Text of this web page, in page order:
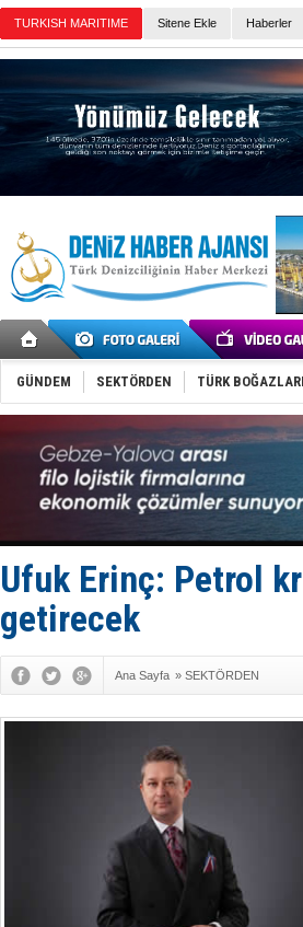
TURKISH MARITIME Sitene Ekle Haberler
GÜNDEM SEKTÖRDEN TÜRK BOĞAZLARI
Ufuk Erinç: Petrol
getirecek
Ana Sayfa » SEKTÖRDEN